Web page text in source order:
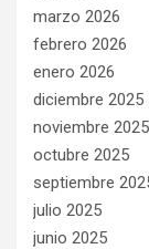
marzo 2026
febrero 2026
enero 2026
diciembre 2025
noviembre 2025
octubre 2025
septiembre
julio 2025
junio 2025